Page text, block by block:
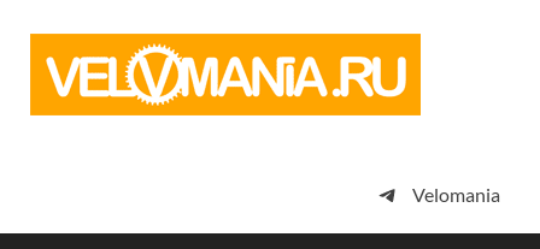
просто
Velomania